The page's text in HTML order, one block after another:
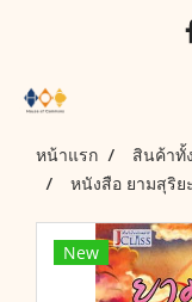
หน้าแรก สินค้าทั้
หนังสือ ยามสุริย
New